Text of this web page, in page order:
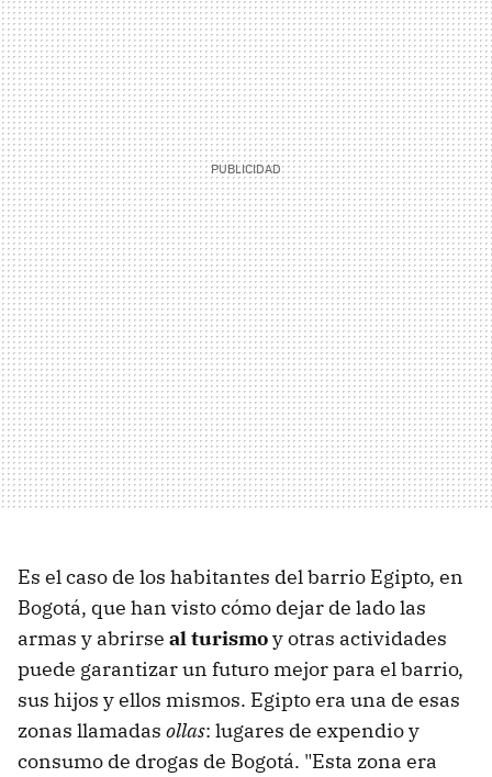
Es el caso de los habitantes del barrio Egipto, en
Bogotá, que han visto cómo dejar de lado las
armas y abrirse al turismoy otras actividades
puede garantizar un futuro mejor para el barrio,
sus hijos y ellos mismos. Egipto era una de esas
zonas llamadas ollas: lugares de expendio y
consumo de drogas de Bogotá. "Esta zona era